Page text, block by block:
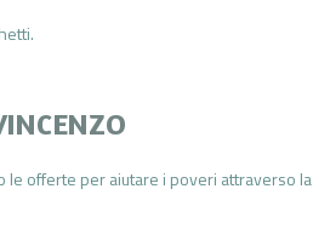
le offerte per aiutare i poveri attraverso la